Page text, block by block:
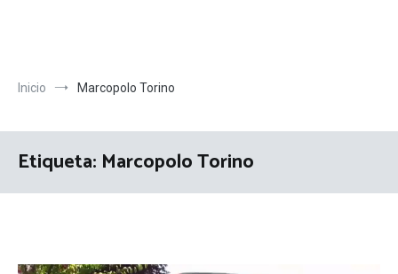
Inicio Marcopolo Torino
Etiqueta: Marcopolo Torino